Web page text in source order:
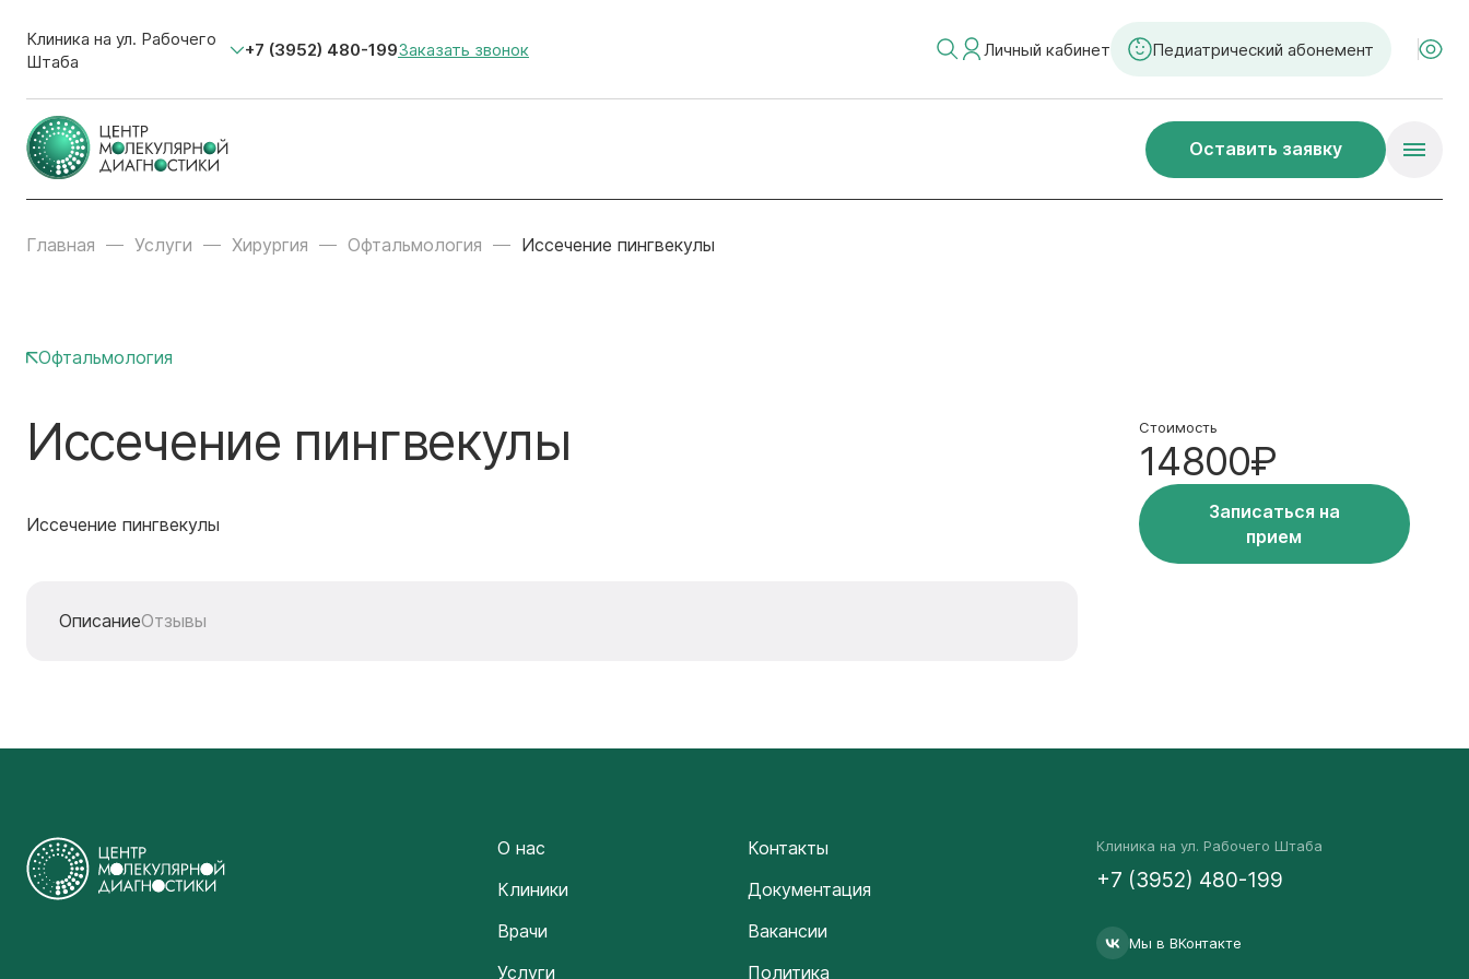
Клиника на ул. Рабочего
Штаба
+7 (3952) 480-199Заказать звонок Личный кабинет Педиатрический абонемент
Оставить заявку
Главная Услуги Хирургия Офтальмология Иссечение пингвекулы
Офтальмология
Иссечение пингвекулы
Иссечение пингвекулы
ОписаниеОтзывы
Стоимость
14800₽
Записаться на
прием
О нас
Клиники
Врачи
Услуги
Контакты
Документация
Вакансии
Политика
Клиника на ул. Рабочего Штаба
+7 (3952) 480-199
Мы в ВКонтакте